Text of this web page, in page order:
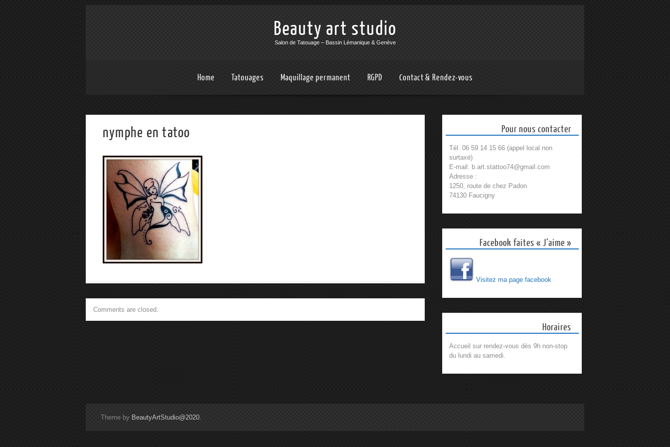
Beauty art studio
Salon de Tatouage – Bassin Lémanique & Genève
Home Tatouages Maquillage permanent RGPD Contact & Rendez-vous
nymphe en tatoo
Comments are closed.
Pour nous contacter
Tél. 06 59 14 15 66 (appel local non
surtaxé)
E-mail: b.art.stattoo74@gmail.com
Adresse :
1250, route de chez Padon
74130 Faucigny
Facebook faites « J’aime »
Visitez ma page facebook
Horaires
Accueil sur rendez-vous dès 9h non-stop
du lundi au samedi.
Theme by BeautyArtStudio@2020.